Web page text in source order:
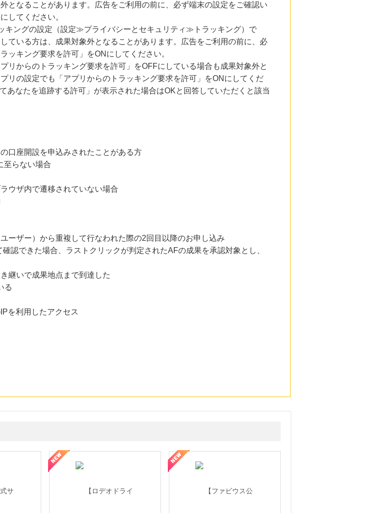
となることがあります。広告をご利用の前に、必ず端末の設定をご確認い
してください。
キングの設定（設定≫プライバシーとセキュリティ≫トラッキング）で
ている方は、成果対象外となることがあります。広告をご利用の前に、必
ッキング要求を許可」をONにしてください。
リからのトラッキング要求を許可」をOFFにしている場合も成果対象外と
リの設定でも「アプリからのトラッキング要求を許可」をONにしてくだ
あなたを追跡する許可」が表示された場合はOKと回答していただくと該当
口座開設を申込みされたことがある方
至らない場合
ウザ内で遷移されていない場合
ーザー）から重複して行なわれた際の2回目以降のお申し込み
認できた場合、ラストクリックが判定されたAFの成果を承認対象とし、
継いで成果地点まで到達した
る
を利用したアクセス
した商品で女性の美を応援しています